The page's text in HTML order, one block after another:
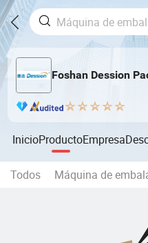
Foshan Dession
InicioProductoEmpresa
Todos Máquina de